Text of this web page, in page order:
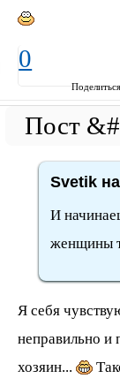
0
Svetik
И
женщины
Я себя
неправильно и
хозяин...